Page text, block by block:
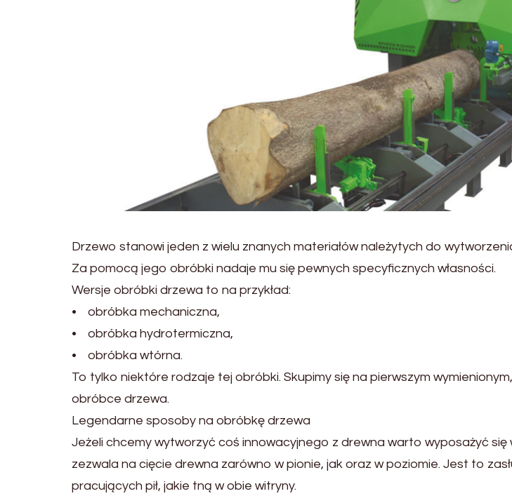
Drzewo stanowi jeden z wielu znanych materiałów należytych do
Za pomocą jego obróbki nadaje mu się pewnych specyficznych własności.
Wersje obróbki drzewa to na przykład:
• obróbka mechaniczna,
• obróbka hydrotermiczna,
• obróbka wtórna.
To tylko niektóre rodzaje tej obróbki. Skupimy się na pierwszym
obróbce drzewa.
Legendarne sposoby na obróbkę drzewa
Jeżeli chcemy wytworzyć coś innowacyjnego z drewna warto wyposażyć się
zezwala na cięcie drewna zarówno w pionie, jak oraz w poziomie. Jest to
pracujących pił, jakie tną w obie witryny.